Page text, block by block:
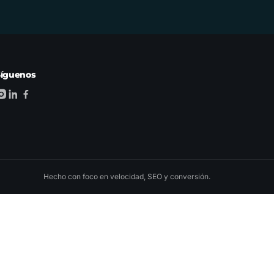
Hecho con foco en velocidad, SEO y conversión.